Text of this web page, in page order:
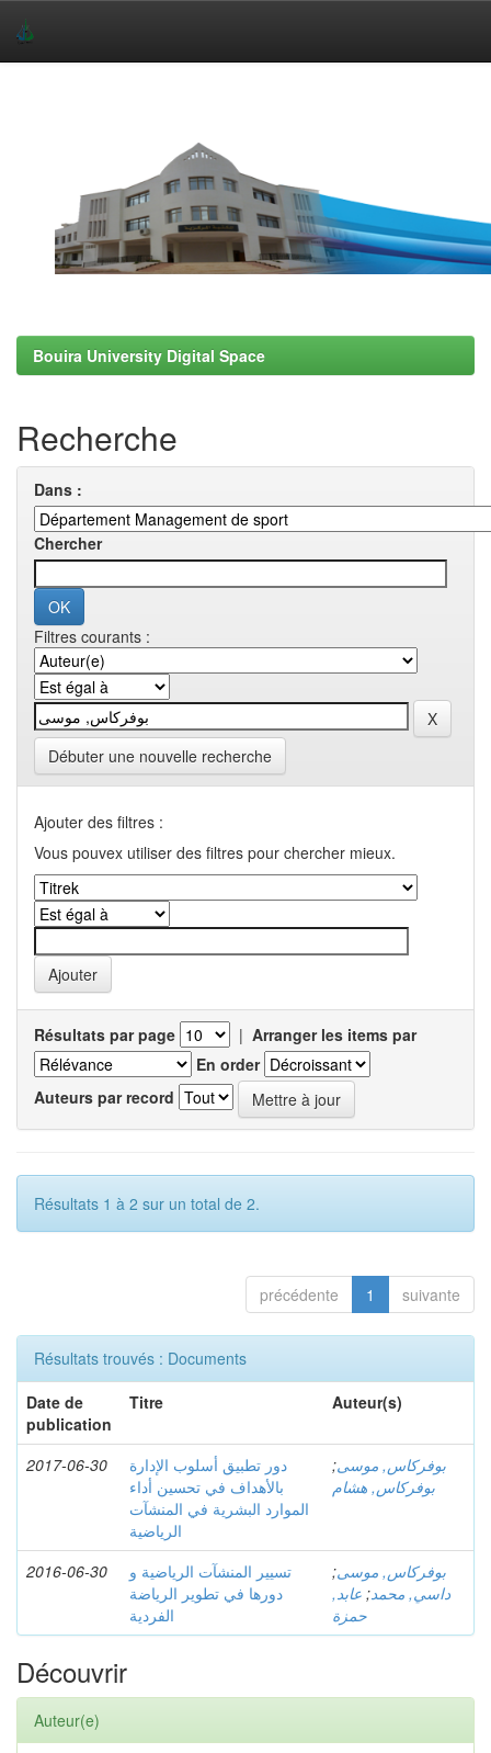
Bouira University Digital Space
Recherche
Dans :
Chercher
Filtres courants :
Débuter une nouvelle recherche
Ajouter des filtres :
Vous pouvex utiliser des filtres pour chercher mieux.
Résultats par page | Arranger les items par
En order
Auteurs par record
Résultats 1 à 2 sur un total de 2.
précédente 1 suivante
Résultats trouvés : Documents
Date de
publication
Titre Auteur(s)
2017-06-30
دور تطبیق أسلوب الإدارة
بالأھداف في تحسین أداء
الموارد البشریة في المنشآت
الریاضیة
بوفركاس, موسى;
بوفركاس, هشام
2016-06-30
تسيير المنشآت الرياضية و
دورها في تطوير الرياضة
الفردية
بوفركاس, موسى;
داسي, محمد; عابد,
حمزة
Découvrir
Auteur(e)